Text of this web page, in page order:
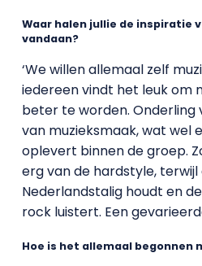
Waar halen jullie de inspiratie
vandaan?
‘We willen allemaal zelf
iedereen vindt het leuk om
beter te worden. Onderling
van muzieksmaak, wat wel
oplevert binnen de groep.
erg van de hardstyle,
Nederlandstalig houdt en
rock luistert. Een
Hoe is het allemaal begonnen